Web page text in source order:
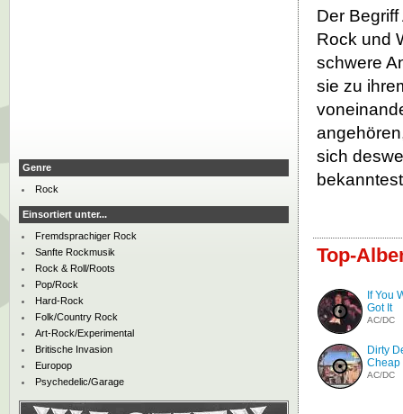
Der
Rock und
schwere
sie zu
sich
Top-
If You
Got It
AC/DC
Dirty
Cheap
AC/DC
Genre
Rock
Einsortiert unter...
Fremdsprachiger Rock
Sanfte Rockmusik
Rock & Roll/Roots
Pop/Rock
Hard-Rock
Folk/Country Rock
Art-Rock/Experimental
Britische Invasion
Europop
Psychedelic/Garage